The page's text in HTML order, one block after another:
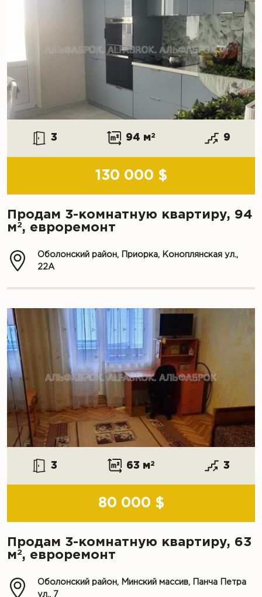
3 94 м2 9
130 000 $
Продам 3-комнатную квартиру, 94
м2, евроремонт
Оболонский район, Приорка, Коноплянская ул.,
22А
3 63 м2 3
80 000 $
Продам 3-комнатную квартиру, 63
м2, евроремонт
Оболонский район, Минский массив, Панча Петра
ул., 7